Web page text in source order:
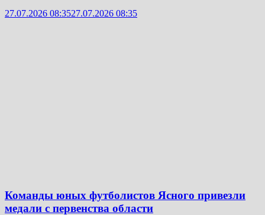
27.07.2026 08:3527.07.2026 08:35
Команды юных футболистов Ясного привезли
медали с первенства области